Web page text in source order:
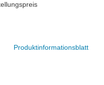
Produktinformationsblatt